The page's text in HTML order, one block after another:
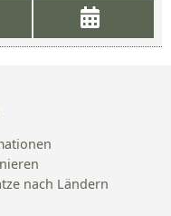
nach Ländern